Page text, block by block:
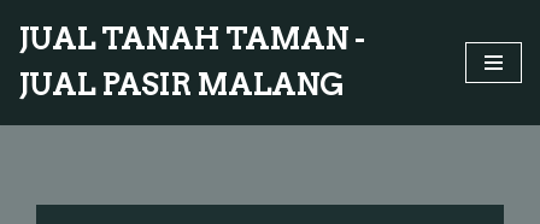
ke
konten
JUAL TANAH TAMAN -
JUAL PASIR MALANG